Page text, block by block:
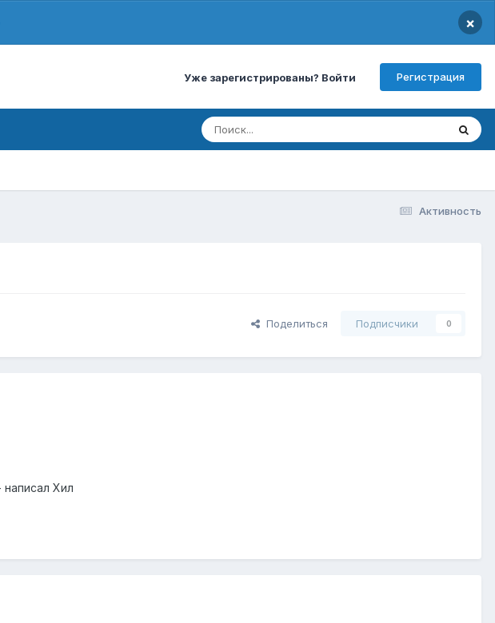
×
Уже зарегистрированы? Войти Регистрация
Активность
Поделиться Подписчики 0
Хил